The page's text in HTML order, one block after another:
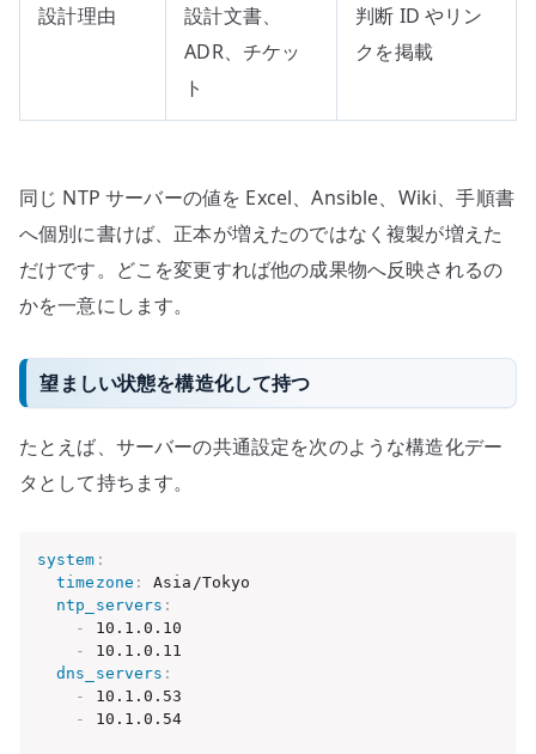
設計理由
設計文書、
ADR、チケッ
ト
判断 ID やリン
クを掲載
同じ NTP サーバーの値を Excel、Ansible、Wiki、手順書
へ個別に書けば、正本が増えたのではなく複製が増えた
だけです。どこを変更すれば他の成果物へ反映されるの
かを一意にします。
望ましい状態を構造化して持つ
たとえば、サーバーの共通設定を次のような構造化デー
タとして持ちます。
system :
timezone :
Asia/Tokyo
ntp_servers :
-
10.1.0.10
-
10.1.0.11
dns_servers :
-
10.1.0.53
-
10.1.0.54